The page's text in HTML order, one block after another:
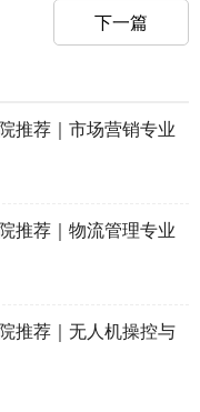
下一篇
推荐｜市场营销专业
推荐｜物流管理专业
推荐｜无人机操控与